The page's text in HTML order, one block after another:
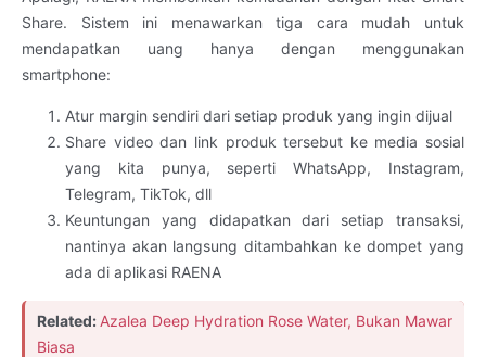
Share. Sistem ini menawarkan tiga cara mudah untuk
mendapatkan uang hanya dengan menggunakan
smartphone:
Atur margin sendiri dari setiap produk yang ingin dijual
Share video dan link produk tersebut ke media sosial
yang kita punya, seperti WhatsApp, Instagram,
Telegram, TikTok, dll
Keuntungan yang didapatkan dari setiap transaksi,
nantinya akan langsung ditambahkan ke dompet yang
ada di aplikasi RAENA
Related: Azalea Deep Hydration Rose Water, Bukan Mawar
Biasa